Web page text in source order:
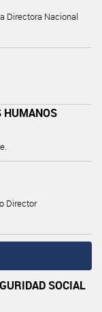
Directora Nacional
HUMANOS
Director
SOCIAL